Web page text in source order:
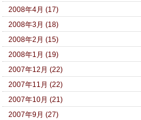
2008年4月 (17)
2008年3月 (18)
2008年2月 (15)
2008年1月 (19)
2007年12月 (22)
2007年11月 (22)
2007年10月 (21)
2007年9月 (27)